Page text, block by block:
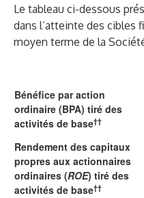
Le tableau ci-dessous
dans l’atteinte des cibles
moyen terme de la
Bénéfice par action
ordinaire (BPA) tiré des
activités de base††
Rendement des capitaux
propres aux actionnaires
ordinaires (ROE) tiré des
activités de base††